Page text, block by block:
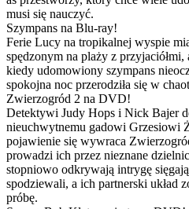
musi się nauczyć.
Szympans na Blu-ray!
Ferie Lucy na tropikalnej wyspie
spędzonym na plaży z przyjaciółmi,
kiedy udomowiony szympans
spokojna noc przerodziła się w
Zwierzogród 2 na DVD!
Detektywi Judy Hops i Nick Bajer
nieuchwytnemu gadowi Grzesiowi
pojawienie się wywraca
prowadzi ich przez nieznane
stopniowo odkrywają intrygę
spodziewali, a ich partnerski układ
próbę.